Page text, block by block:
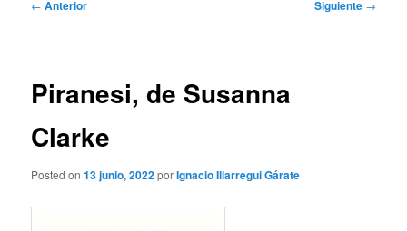
← Anterior Siguiente →
Piranesi, de Susanna
Clarke
Posted on13 junio, 2022porIgnacio Illarregui Gárate